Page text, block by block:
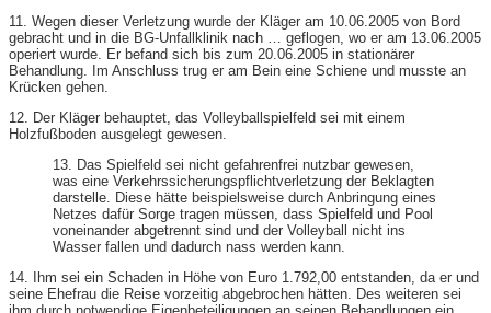
11. Wegen dieser Verletzung wurde der Kläger am 10.06.2005 von Bord
gebracht und in die BG-Unfallklinik nach … geflogen, wo er am 13.06.2005
operiert wurde. Er befand sich bis zum 20.06.2005 in stationärer
Behandlung. Im Anschluss trug er am Bein eine Schiene und musste an
Krücken gehen.
12. Der Kläger behauptet, das Volleyballspielfeld sei mit einem
Holzfußboden ausgelegt gewesen.
13. Das Spielfeld sei nicht gefahrenfrei nutzbar gewesen,
was eine Verkehrssicherungspflichtverletzung der Beklagten
darstelle. Diese hätte beispielsweise durch Anbringung eines
Netzes dafür Sorge tragen müssen, dass Spielfeld und Pool
voneinander abgetrennt sind und der Volleyball nicht ins
Wasser fallen und dadurch nass werden kann.
14. Ihm sei ein Schaden in Höhe von Euro 1.792,00 entstanden, da er und
seine Ehefrau die Reise vorzeitig abgebrochen hätten. Des weiteren sei
ihm durch notwendige Eigenbeteiligungen an seinen Behandlungen ein